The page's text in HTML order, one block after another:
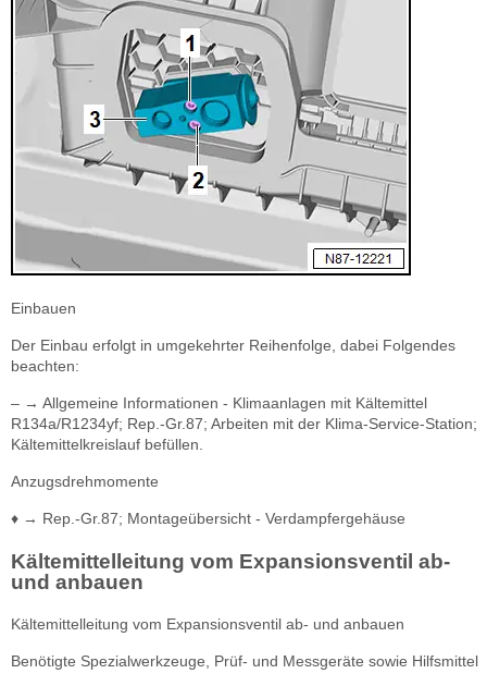
Einbauen
Der Einbau erfolgt in umgekehrter Reihenfolge, dabei Folgendes
beachten:
– → Allgemeine Informationen - Klimaanlagen mit Kältemittel
R134a/R1234yf; Rep.-Gr.87; Arbeiten mit der Klima-Service-Station;
Kältemittelkreislauf befüllen.
Anzugsdrehmomente
♦ → Rep.-Gr.87; Montageübersicht - Verdampfergehäuse
Kältemittelleitung vom Expansionsventil ab-
und anbauen
Kältemittelleitung vom Expansionsventil ab- und anbauen
Benötigte Spezialwerkzeuge, Prüf- und Messgeräte sowie Hilfsmittel